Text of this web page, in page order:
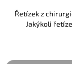
Řetízek z
Jakýkoli